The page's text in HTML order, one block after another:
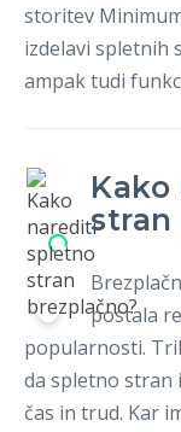
storitev
izdelavi spletnih
ampak tudi
stran
postala
popularnosti.
da spletno stran
čas in trud. Kar